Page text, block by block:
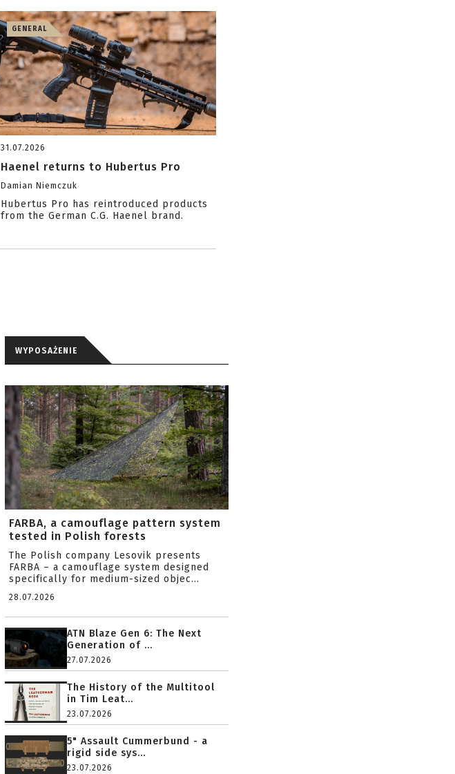
GENERAL
31.07.2026
Haenel returns to Hubertus Pro
Damian Niemczuk
Hubertus Pro has reintroduced products
from the German C.G. Haenel brand.
WYPOSAŻENIE
FARBA, a camouflage pattern system
tested in Polish forests
The Polish company Lesovik presents
FARBA – a camouflage system designed
specifically for medium-sized objec...
28.07.2026
ATN Blaze Gen 6: The Next
Generation of ...
27.07.2026
The History of the Multitool
in Tim Leat...
23.07.2026
5" Assault Cummerbund - a
rigid side sys...
23.07.2026